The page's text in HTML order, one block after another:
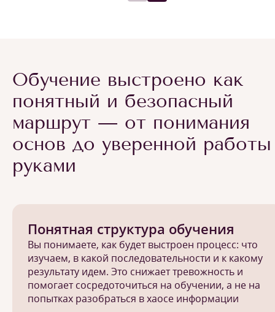
Обучение выстроено как
понятный и безопасный
маршрут — от понимания
основ до уверенной работы
руками
Понятная структура обучения
Вы понимаете, как будет выстроен процесс: что
изучаем, в какой последовательности и к какому
результату идем. Это снижает тревожность и
помогает сосредоточиться на обучении, а не на
попытках разобраться в хаосе информации